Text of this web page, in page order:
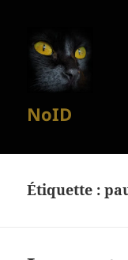
NoID
Étiquette :